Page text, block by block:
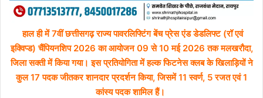
हाल ही में 7वीं छत्तीसगढ़ राज्य पावरलिफ्टिंग बेंच प्रेस एंड डेडलिफ्ट (रॉ एवं
इक्विप्ड) चैंपियनशिप 2026 का आयोजन 09 से 10 मई 2026 तक मलखरौदा,
जिला सक्ती में किया गया। इस प्रतियोगिता में हल्क फिटनेस क्लब के खिलाड़ियों ने
कुल 17 पदक जीतकर शानदार प्रदर्शन किया, जिसमें 11 स्वर्ण, 5 रजत एवं 1
कांस्य पदक शामिल हैं।